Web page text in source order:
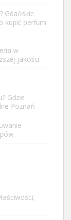
Gdańskie
kupić perfum
w
jakości.
Gdzie
Poznań